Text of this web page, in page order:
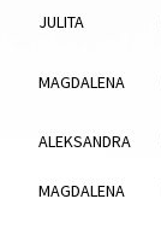
JULITA
MAGDALENA
ALEKSANDRA
MAGDALENA